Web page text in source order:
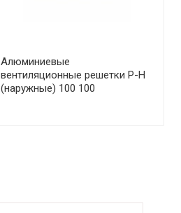
Алюминиевые
вентиляционные решетки Р-Н
(наружные) 100 100